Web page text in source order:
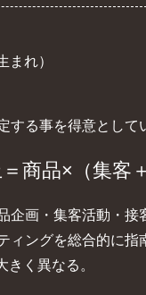
れ）
る事を得意として
商品×（集客＋
企画・集客活動・接
ィングを総合的に指
く異なる。